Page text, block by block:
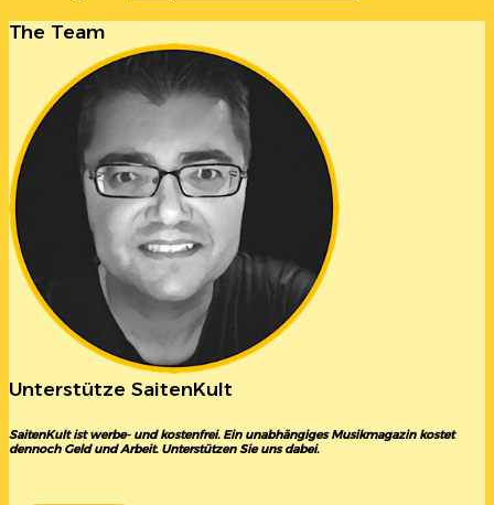
The Team
Unterstütze SaitenKult
SaitenKult ist werbe- und kostenfrei. Ein unabhängiges Musikmagazin kostet
dennoch Geld und Arbeit. Unterstützen Sie uns dabei.